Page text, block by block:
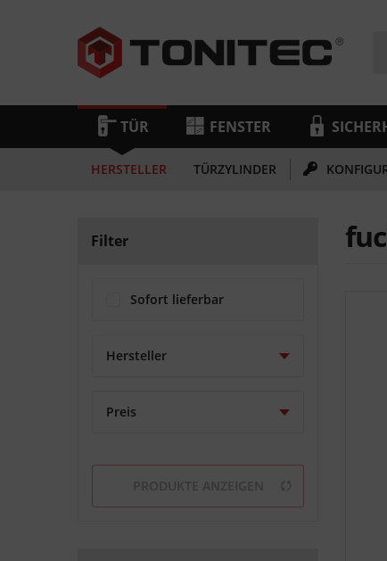
TÜR
HERSTELLER TÜRZYLINDER
FENSTER
Filter
Sofort lieferbar
Hersteller
Preis
von0,49 €bis1,59 €